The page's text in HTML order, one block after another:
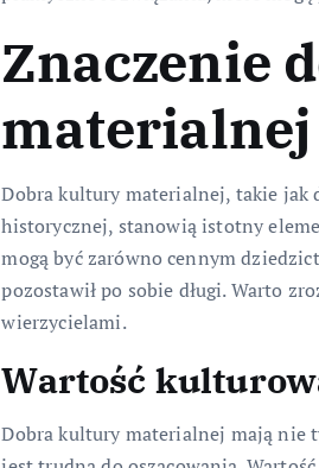
Znaczenie
materialnej
Dobra kultury materialnej, takie jak
historycznej, stanowią istotny
mogą być zarówno cennym
pozostawił po sobie długi. Warto
wierzycielami.
Wartość
Dobra kultury materialnej mają nie